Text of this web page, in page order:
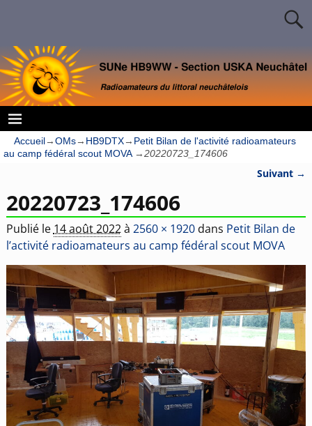
Accueil→OMs→ HB9DTX→ Petit Bilan de l'activité radioamateurs
au camp fédéral scout MOVA→20220723_174606
Suivant →
20220723_174606
Publié le 14 août 2022à 2560 × 1920dans Petit Bilan de
l’activité radioamateurs au camp fédéral scout MOVA